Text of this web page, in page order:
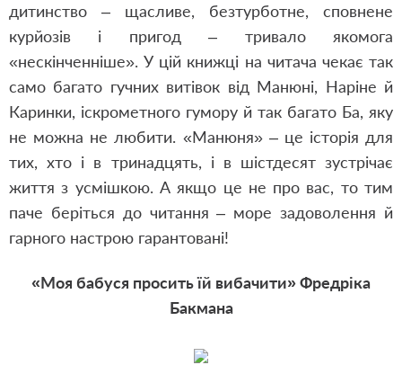
дитинство – щасливе, безтурботне, сповнене
курйозів і пригод – тривало якомога
«нескінченніше». У цій книжці на читача чекає так
само багато гучних витівок від Манюні, Наріне й
Каринки, іскрометного гумору й так багато Ба, яку
не можна не любити. «Манюня» – це історія для
тих, хто і в тринадцять, і в шістдесят зустрічає
життя з усмішкою. А якщо це не про вас, то тим
паче беріться до читання – море задоволення й
гарного настрою гарантовані!
«Моя бабуся просить їй вибачити» Фредріка
Бакмана